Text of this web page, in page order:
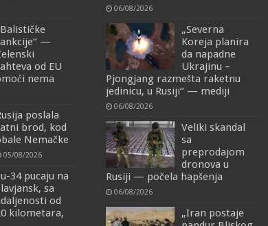
—
od EU
nema
poslala
brod, kod
Nemačke
05/08/2026
34 pucaju na
sa
od
kilometara,
06/08/2026
„Severna
Koreja planira
da napadne
Ukrajinu –
Pjongjang razmešta raketnu
jedinicu, u Rusiji“ — mediji
06/08/2026
Veliki skandal
sa
preprodajom
dronova u
Rusiji — počela hapšenja
06/08/2026
„Iran postaje